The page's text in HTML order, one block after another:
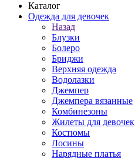
Каталог
Одежда для девочек
Назад
Блузки
Болеро
Бриджи
Верхняя одежда
Водолазки
Джемпер
Джемпера вязанные
Комбинезоны
Жилеты для девочек
Костюмы
Лосины
Нарядные платья